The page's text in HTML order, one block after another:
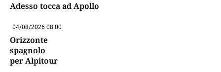
Adesso tocca ad Apollo
04/08/2026 08:00
Orizzonte
spagnolo
per Alpitour